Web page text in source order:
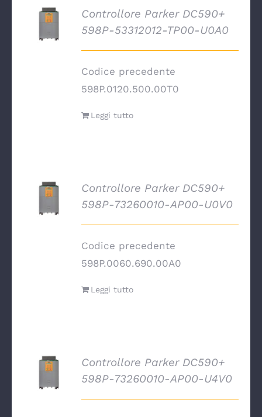
DETTAGLI
Controllore Parker DC590+
598P-53312012-TP00-U0A0
Codice precedente
598P.0120.500.00T0
Leggi tutto
DETTAGLI
Controllore Parker DC590+
598P-73260010-AP00-U0V0
Codice precedente
598P.0060.690.00A0
Leggi tutto
DETTAGLI
Controllore Parker DC590+
598P-73260010-AP00-U4V0